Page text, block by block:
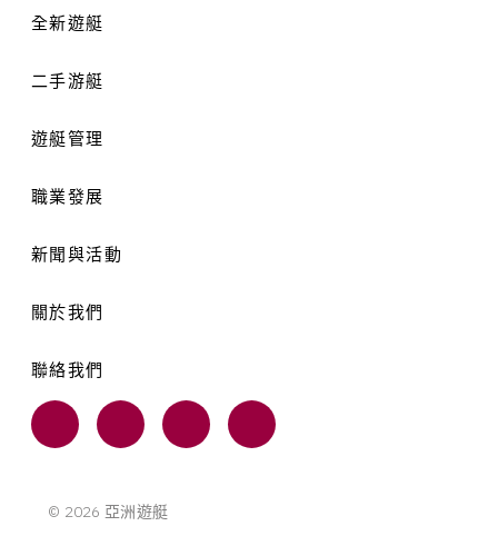
全新遊艇
二手游艇
遊艇管理
職業發展
新聞與活動
關於我們
聯絡我們
© 2026 亞洲遊艇